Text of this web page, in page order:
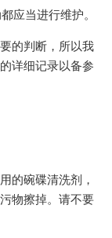
应当进行维护。
的判断，所以我
详细记录以备参
的碗碟清洗剂，
物擦掉。请不要